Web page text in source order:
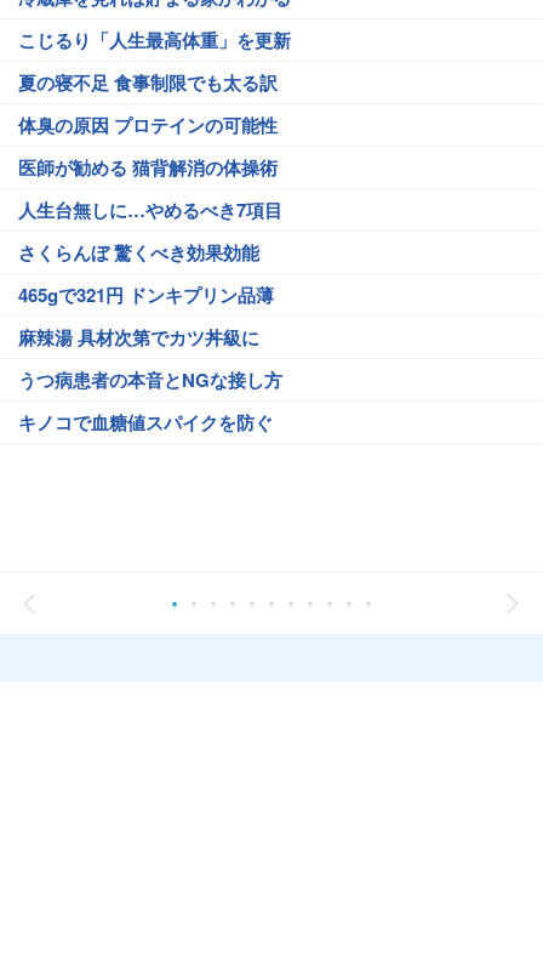
こじるり「人生最高体重」を更新
夏の寝不足 食事制限でも太る訳
体臭の原因 プロテインの可能性
医師が勧める 猫背解消の体操術
人生台無しに…やめるべき7項目
さくらんぼ 驚くべき効果効能
465gで321円 ドンキプリン品薄
麻辣湯 具材次第でカツ丼級に
うつ病患者の本音とNGな接し方
キノコで血糖値スパイクを防ぐ